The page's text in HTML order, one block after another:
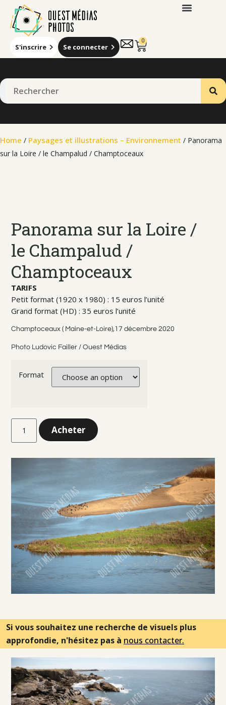
S'inscrire Se connecter
0
Home / Paysages et illustrations – Environnement / Panorama
sur la Loire / le Champalud / Champtoceaux
Panorama sur la Loire /
le Champalud /
Champtoceaux
TARIFS
Petit format (1920 x 1980) : 15 euros l’unité
Grand format (HD) : 35 euros l’unité
Champtoceaux ( Maine-et-Loire),17 décembre 2020
Photo Ludovic Failler / Ouest Médias
Format
Acheter
Si vous souhaitez une recherche de visuels plus
approfondie, n'hésitez pas à nous contacter.